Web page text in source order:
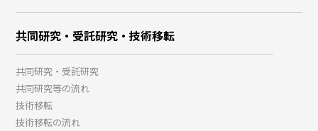
共同研究・受託研究・技術移転
共同研究・受託研究
共同研究等の流れ
技術移転
技術移転の流れ